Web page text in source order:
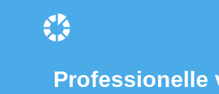
Professionelle